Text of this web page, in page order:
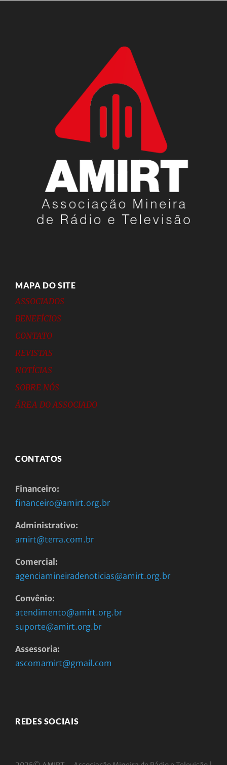
MAPA DO SITE
ASSOCIADOS
BENEFÍCIOS
CONTATO
REVISTAS
NOTÍCIAS
SOBRE NÓS
ÁREA DO ASSOCIADO
CONTATOS
Financeiro:
financeiro@amirt.org.br
Administrativo:
amirt@terra.com.br
Comercial:
agenciamineiradenoticias@amirt.org.br
Convênio:
atendimento@amirt.org.br
suporte@amirt.org.br
Assessoria:
ascomamirt@gmail.com
REDES SOCIAIS